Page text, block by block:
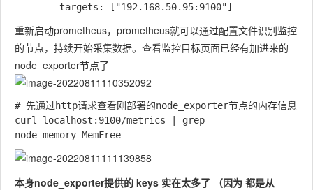
重新启动prometheus，prometheus就可以通过配置文件识别监控
的节点，持续开始采集数据。查看监控目标页面已经有加进来的
node_exporter节点了
# 先通过http请求查看刚部署的node_exporter节点的内存信息
curl localhost:9100/metrics | grep
本⾝node_exporter提供的 keys 实在太多了 （因为 都是从